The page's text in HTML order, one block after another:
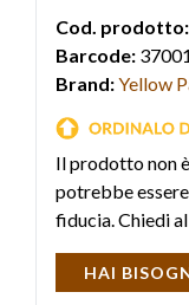
Cod. prodotto:
Barcode:
Brand:Yellow
Il prodotto non
potrebbe
fiducia. Chiedi
HAI